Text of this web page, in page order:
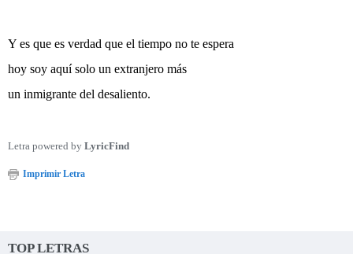
Y es que es verdad que el tiempo no te espera
hoy soy aquí solo un extranjero más
un inmigrante del desaliento.
Letra powered by LyricFind
Imprimir Letra
TOP LETRAS